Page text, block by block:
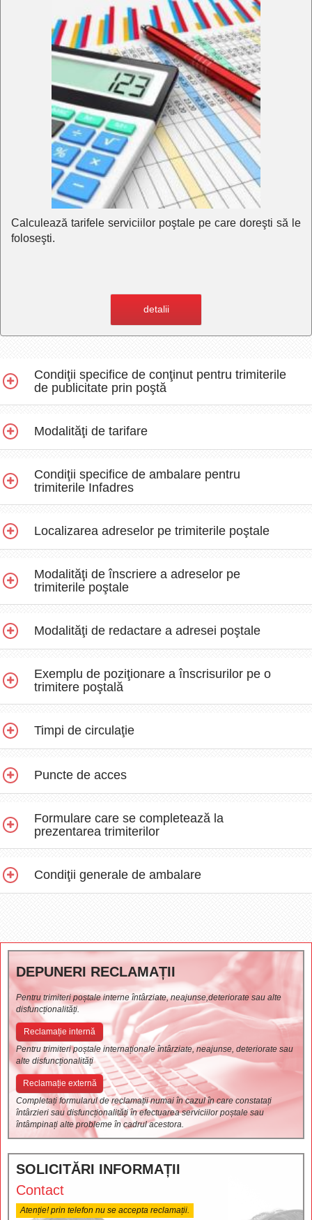
Calculează tarifele serviciilor poştale pe care doreşti să le
foloseşti.
detalii
Condiţii specifice de conţinut pentru trimiterile
de publicitate prin poştă
Modalităţi de tarifare
Condiţii specifice de ambalare pentru
trimiterile Infadres
Localizarea adreselor pe trimiterile poştale
Modalităţi de înscriere a adreselor pe
trimiterile poştale
Modalităţi de redactare a adresei poştale
Exemplu de poziţionare a înscrisurilor pe o
trimitere poştală
Timpi de circulaţie
Puncte de acces
Formulare care se completează la
prezentarea trimiterilor
Condiţii generale de ambalare
DEPUNERI RECLAMAȚII
Pentru trimiteri poștale interne întârziate, neajunse,deteriorate sau alte
disfuncționalități.
Reclamație internă
Pentru trimiteri poștale internaționale întârziate, neajunse, deteriorate sau
alte disfuncționalități
Reclamație externă
Completați formularul de reclamații numai în cazul în care constatați
întârzieri sau disfuncționalități în efectuarea serviciilor poștale sau
întâmpinați alte probleme în cadrul acestora.
SOLICITĂRI INFORMAȚII
Contact
Atenție! prin telefon nu se accepta reclamații.